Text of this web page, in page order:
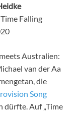
Falling
Australien:
van der Aa
die
Song
dürfte. Auf „Time